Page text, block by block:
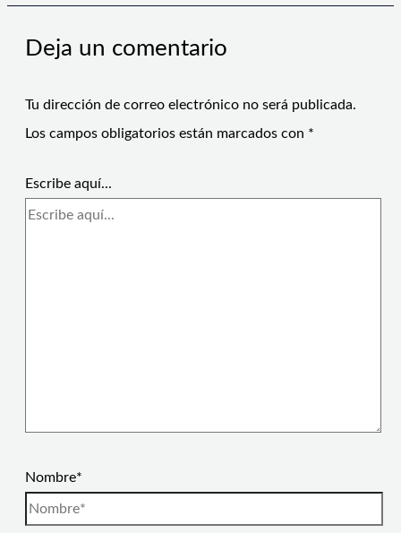
Deja un comentario
Tu dirección de correo electrónico no será publicada.
Los campos obligatorios están marcados con *
Escribe aquí...
Nombre*